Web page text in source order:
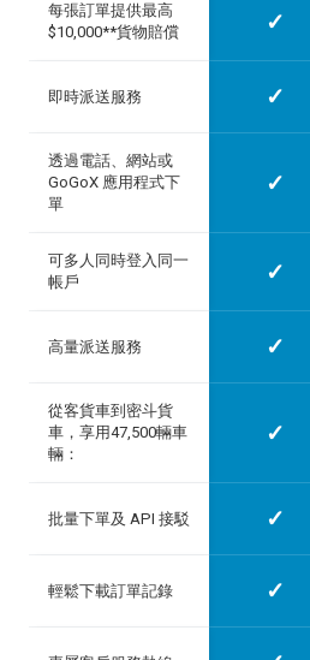
每張訂單提供最高
$10,000**貨物賠償
✓
即時派送服務 ✓
透過電話、網站或
GoGoX 應用程式下
單
✓
可多人同時登入同一
帳戶
✓
高量派送服務 ✓
從客貨車到密斗貨
車，享用47,500輛車
輛：
✓
批量下單及 API 接駁 ✓
輕鬆下載訂單記錄 ✓